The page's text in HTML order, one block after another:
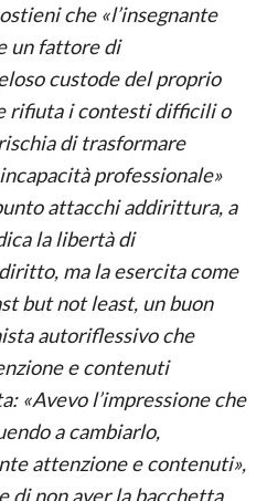
che «l’insegnante
un fattore di
custode del proprio
rifiuta i contesti difficili o
di trasformare
professionale»
attacchi addirittura, a
la libertà di
ma la esercita come
but not least, un buon
autoriflessivo che
e contenuti
«Avevo l’impressione che
a cambiarlo,
attenzione e contenuti»,
di non aver la bacchetta